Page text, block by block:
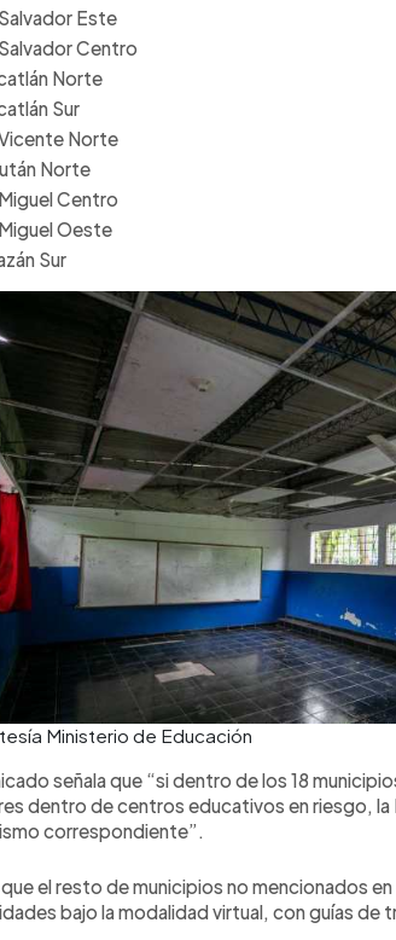
Este
Centro
Norte
Sur
Norte
Norte
Centro
Oeste
Sur
Ministerio de Educación
señala que “si dentro de los 18
dentro de centros educativos en riesgo,
correspondiente”.
el resto de municipios no mencionados
bajo la modalidad virtual, con guías de